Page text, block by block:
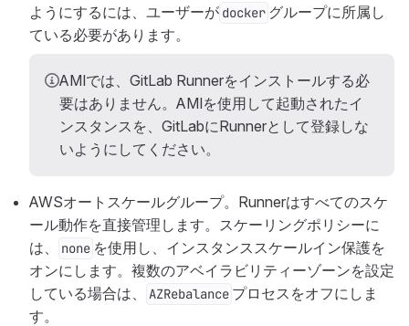
ようにするには、ユーザーが docker グループに所属し
ている必要があります。
AMIでは、GitLab Runnerをインストールする必
要はありません。AMIを使用して起動されたイ
ンスタンスを、GitLabにRunnerとして登録しな
いようにしてください。
AWSオートスケールグループ。Runnerはすべてのスケ
ール動作を直接管理します。スケーリングポリシーに
は、
none を使用し、インスタンススケールイン保護を
オンにします。複数のアベイラビリティーゾーンを設定
している場合は、
AZRebalance プロセスをオフにしま
す。